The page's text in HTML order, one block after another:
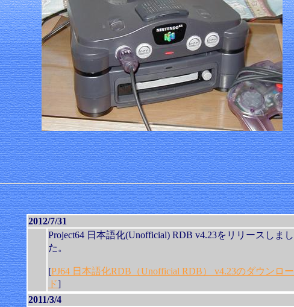
2012/7/31
Project64 日本語化(Unofficial) RDB v4.23をリリースしまし
た。
[PJ64 日本語化RDB（Unofficial RDB） v4.23のダウンロー
ド]
2011/3/4